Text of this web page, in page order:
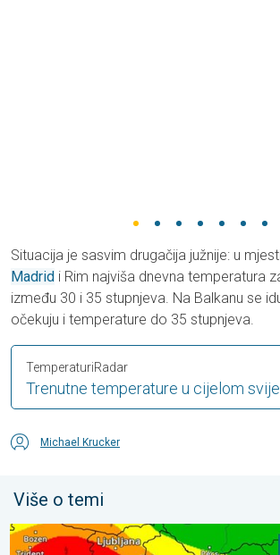
Situacija je sasvim drugačija južnije: u
Madrid i Rim najviša dnevna temperatura
između 30 i 35 stupnjeva. Na Balkanu se
očekuju i temperature do 35 stupnjeva.
Trenutne temperature u cijelom
TemperaturiRadar
Michael Krucker
Više o temi
Jake oluje uzrokovale štetu u utorak.